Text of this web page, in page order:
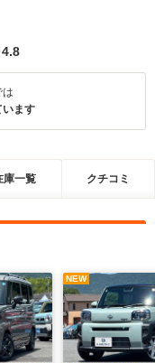
4.8
は
います
庫一覧 クチコミ
NEW